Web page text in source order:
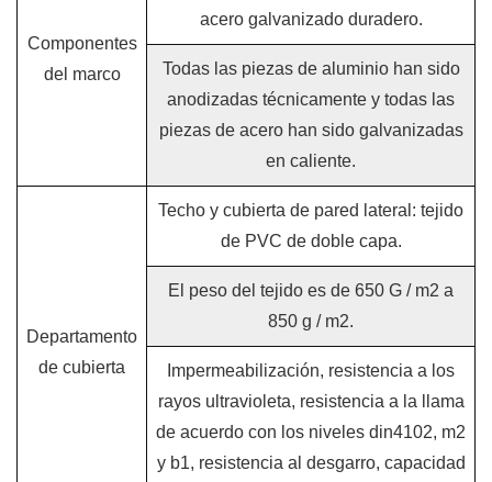
Componentes
del marco
acero galvanizado duradero.
Todas las piezas de aluminio han sido
anodizadas técnicamente y todas las
piezas de acero han sido galvanizadas
en caliente.
Departamento
de cubierta
Techo y cubierta de pared lateral: tejido
de PVC de doble capa.
El peso del tejido es de 650 G / m2 a
850 g / m2.
Impermeabilización, resistencia a los
rayos ultravioleta, resistencia a la llama
de acuerdo con los niveles din4102, m2
y b1, resistencia al desgarro, capacidad